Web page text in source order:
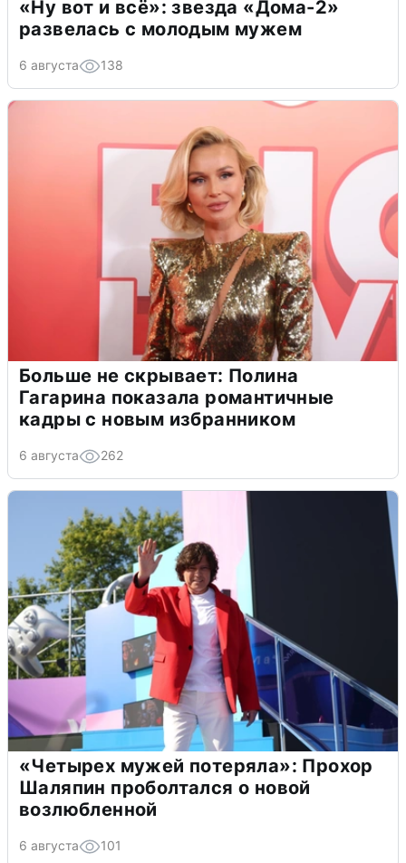
«Ну вот и всё»: звезда «Дома-2»
развелась с молодым мужем
6 августа 138
Больше не скрывает: Полина
Гагарина показала романтичные
кадры с новым избранником
6 августа 262
«Четырех мужей потеряла»: Прохор
Шаляпин проболтался о новой
возлюбленной
6 августа 101